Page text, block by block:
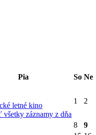
Pia So Ne
letné kino
všetky záznamy z dňa
1 2
8
9